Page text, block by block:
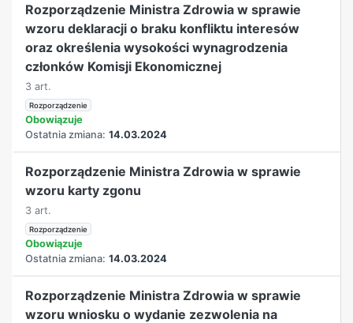
Rozporządzenie Ministra Zdrowia w sprawie
wzoru deklaracji o braku konfliktu interesów
oraz określenia wysokości wynagrodzenia
członków Komisji Ekonomicznej
3 art.
Rozporządzenie
Obowiązuje
Ostatnia zmiana: 14.03.2024
Rozporządzenie Ministra Zdrowia w sprawie
wzoru karty zgonu
3 art.
Rozporządzenie
Obowiązuje
Ostatnia zmiana: 14.03.2024
Rozporządzenie Ministra Zdrowia w sprawie
wzoru wniosku o wydanie zezwolenia na